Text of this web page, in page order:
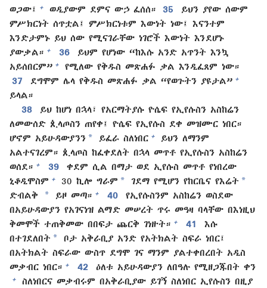
ወጋው፤ + ወዲያውም ደምና ውኃ ፈሰሰ። 35
ይህን ያየው ሰውም
ምሥክርነት ሰጥቷል፤ ምሥክርነቱም እውነት ነው፤ እናንተም
እንድታምኑ ይህ ሰው የሚናገራቸው ነገሮች እውነት እንደሆኑ
ያውቃል። + 36
ይህም የሆነው “ከእሱ አንድ አጥንት እንኳ
አይሰበርም” +
የሚለው የቅዱስ መጽሐፉ ቃል እንዲፈጸም ነው።
37
ደግሞም ሌላ የቅዱስ መጽሐፉ ቃል “የወጉትን ያዩታል” +
ይላል።
38
ይህ ከሆነ በኋላ፣ የአርማትያሱ ዮሴፍ የኢየሱስን አስከሬን
ለመውሰድ ጲላጦስን ጠየቀ፤ ዮሴፍ የኢየሱስ ደቀ መዝሙር ነበር።
ሆኖም አይሁዳውያንን * ይፈራ ስለነበር +
ይህን ለማንም
አልተናገረም። ጲላጦስ ከፈቀደለት በኋላ መጥቶ የኢየሱስን አስከሬን
ወሰደ። + 39
ቀደም ሲል በማታ ወደ ኢየሱስ መጥቶ የነበረው
ኒቆዲሞስም + 30 ኪሎ ግራም * ገደማ የሚሆን የከርቤና የእሬት *
ድብልቅ * ይዞ መጣ። + 40
የኢየሱስንም አስከሬን ወስደው
በአይሁዳውያን የአገናነዝ ልማድ መሠረት ጥሩ መዓዛ ባላቸው በእነዚህ
ቅመሞች ተጠቅመው በበፍታ ጨርቅ ገነዙት። + 41
እሱ
በተገደለበት *
ቦታ አቅራቢያ አንድ የአትክልት ስፍራ ነበር፤
በአትክልት ስፍራው ውስጥ ደግሞ ገና ማንም ያልተቀበረበት አዲስ
መቃብር ነበር። + 42 ዕለቱ አይሁዳውያን ለበዓሉ የሚዘጋጁበት ቀን
+
ስለነበርና መቃብሩም በአቅራቢያው ይገኝ ስለነበር ኢየሱስን በዚያ